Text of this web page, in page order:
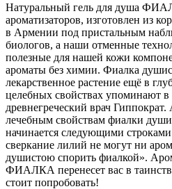
<none>
Все товары
Натуральный гель для душа
ароматизаторов, изготовлен из
в Армении под пристальным
биологов, а наши отменные
полезные для нашей кожи
ароматы без химии. Фиалка
лекарственное растение ещё в
целебных свойствах упоминают в
древнегреческий врач
лечебным свойствам фиалки
начинается следующими
сверкание лилий не могут ни
душистою спорить фиалкой».
ФИАЛКА перенесет вас в
стоит попробовать!